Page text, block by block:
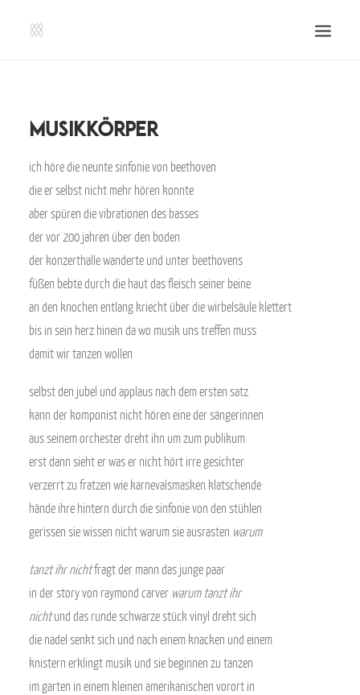
EINSENDEN!
VERANSTALTUNGEN
UNTERSTÜTZE UNS!
musikkörper
ich höre die neunte sinfonie von beethoven
die er selbst nicht mehr hören konnte
aber spüren die vibrationen des basses
der vor 200 jahren über den boden
der konzerthalle wanderte und unter beethovens
füßen bebte durch die haut das fleisch seiner beine
an den knochen entlang kriecht über die wirbelsäule klettert
bis in sein herz hinein da wo musik uns treffen muss
damit wir tanzen wollen
selbst den jubel und applaus nach dem ersten satz
kann der komponist nicht hören eine der sängerinnen
aus seinem orchester dreht ihn um zum publikum
erst dann sieht er was er nicht hört irre gesichter
verzerrt zu fratzen wie karnevalsmasken klatschende
hände ihre hintern durch die sinfonie von den stühlen
gerissen sie wissen nicht warum sie ausrasten warum
tanzt ihr nichtfragt der mann das junge paar
in der story von raymond carver warum tanzt ihr
nichtund das runde schwarze stück vinyl dreht sich
die nadel senkt sich und nach einem knacken und einem
knistern erklingt musik und sie beginnen zu tanzen
im garten in einem kleinen amerikanischen vorort in